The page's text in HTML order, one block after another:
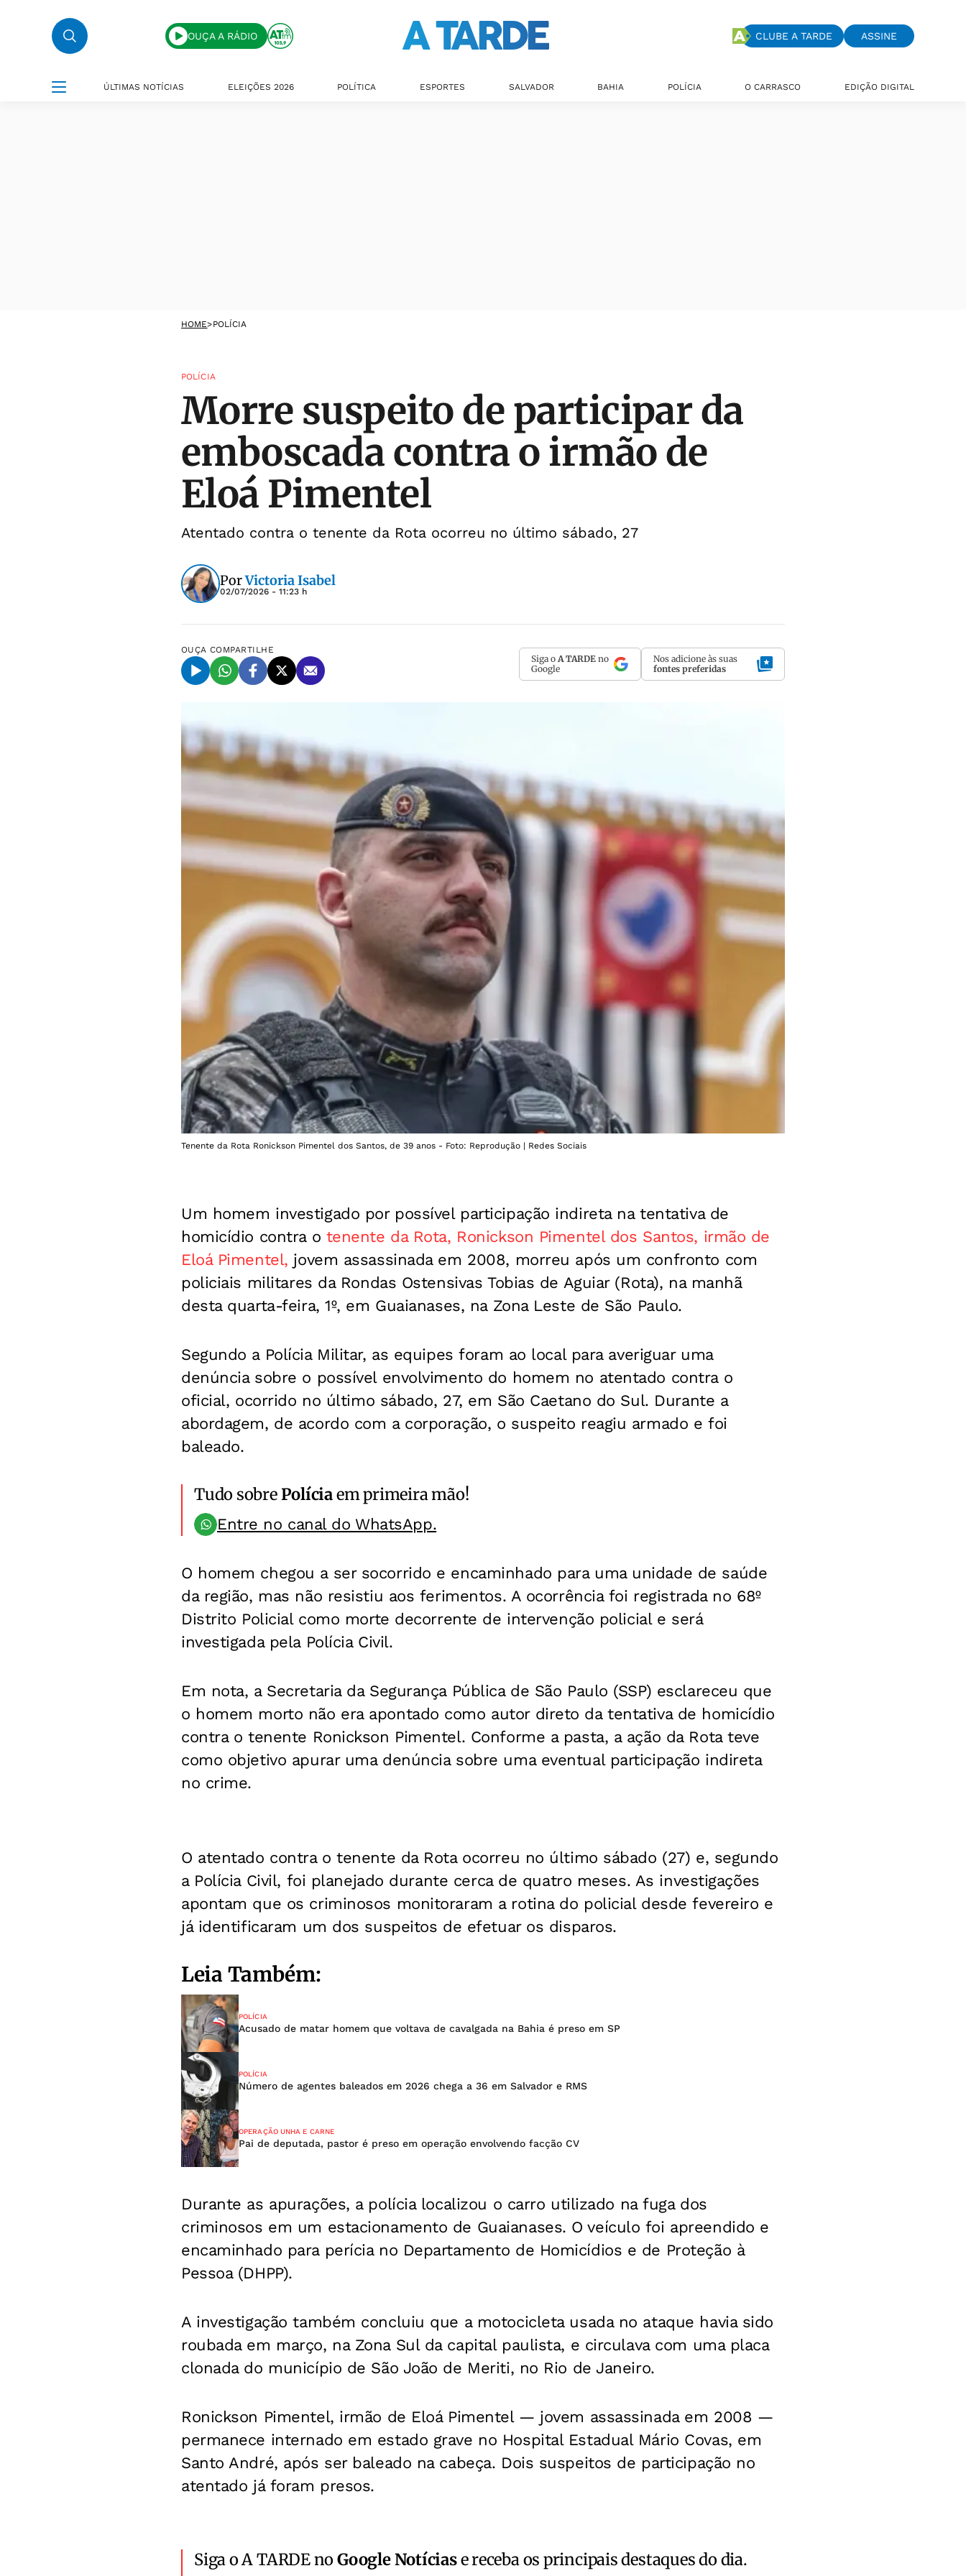
OUÇA A RÁDIO CLUBE A TARDE ASSINE
ÚLTIMAS NOTÍCIAS ELEIÇÕES 2026 POLÍTICA ESPORTES SALVADOR BAHIA POLÍCIA O CARRASCO EDIÇÃO DIGITAL
HOME>POLÍCIA
POLÍCIA
Morre suspeito de participar da
emboscada contra o irmão de
Eloá Pimentel
Atentado contra o tenente da Rota ocorreu no último sábado, 27
PorVictoria Isabel
02/07/2026 - 11:23 h
OUÇA COMPARTILHE
Siga o A TARDE no
Google
Nos adicione às suas
fontes preferidas
Tenente da Rota Ronickson Pimentel dos Santos, de 39 anos - Foto: Reprodução | Redes Sociais
Um homem investigado por possível participação indireta na tentativa de
homicídio contra o tenente da Rota, Ronickson Pimentel dos Santos, irmão de
Eloá Pimentel, jovem assassinada em 2008, morreu após um confronto com
policiais militares da Rondas Ostensivas Tobias de Aguiar (Rota), na manhã
desta quarta-feira, 1º, em Guaianases, na Zona Leste de São Paulo.
Segundo a Polícia Militar, as equipes foram ao local para averiguar uma
denúncia sobre o possível envolvimento do homem no atentado contra o
oficial, ocorrido no último sábado, 27, em São Caetano do Sul. Durante a
abordagem, de acordo com a corporação, o suspeito reagiu armado e foi
baleado.
Tudo sobrePolíciaem primeira mão!
Entre no canal do WhatsApp.
O homem chegou a ser socorrido e encaminhado para uma unidade de saúde
da região, mas não resistiu aos ferimentos. A ocorrência foi registrada no 68º
Distrito Policial como morte decorrente de intervenção policial e será
investigada pela Polícia Civil.
Em nota, a Secretaria da Segurança Pública de São Paulo (SSP) esclareceu que
o homem morto não era apontado como autor direto da tentativa de homicídio
contra o tenente Ronickson Pimentel. Conforme a pasta, a ação da Rota teve
como objetivo apurar uma denúncia sobre uma eventual participação indireta
no crime.
O atentado contra o tenente da Rota ocorreu no último sábado (27) e, segundo
a Polícia Civil, foi planejado durante cerca de quatro meses. As investigações
apontam que os criminosos monitoraram a rotina do policial desde fevereiro e
já identificaram um dos suspeitos de efetuar os disparos.
Leia Também:
POLÍCIA
Acusado de matar homem que voltava de cavalgada na Bahia é preso em SP
POLÍCIA
Número de agentes baleados em 2026 chega a 36 em Salvador e RMS
OPERAÇÃO UNHA E CARNE
Pai de deputada, pastor é preso em operação envolvendo facção CV
Durante as apurações, a polícia localizou o carro utilizado na fuga dos
criminosos em um estacionamento de Guaianases. O veículo foi apreendido e
encaminhado para perícia no Departamento de Homicídios e de Proteção à
Pessoa (DHPP).
A investigação também concluiu que a motocicleta usada no ataque havia sido
roubada em março, na Zona Sul da capital paulista, e circulava com uma placa
clonada do município de São João de Meriti, no Rio de Janeiro.
Ronickson Pimentel, irmão de Eloá Pimentel — jovem assassinada em 2008 —
permanece internado em estado grave no Hospital Estadual Mário Covas, em
Santo André, após ser baleado na cabeça. Dois suspeitos de participação no
atentado já foram presos.
Siga o A TARDE noGoogle Notíciase receba os principais destaques do dia.